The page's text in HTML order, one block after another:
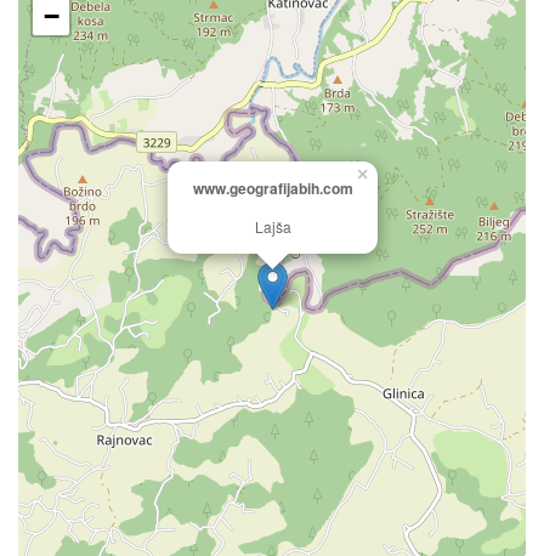
www.geografijabih.com
Lajša
×
−